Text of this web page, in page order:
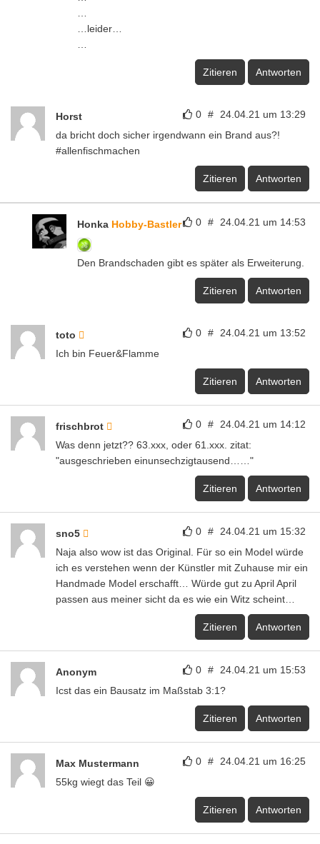
…leider…
Zitieren Antworten
0 # 24.04.21 um 13:29
Horst
da bricht doch sicher irgendwann ein Brand aus?!
#allenfischmachen
Zitieren Antworten
0 # 24.04.21 um 14:53
Honka Hobby-Bastler
Den Brandschaden gibt es später als Erweiterung.
Zitieren Antworten
0 # 24.04.21 um 13:52
toto
Ich bin Feuer&Flamme
Zitieren Antworten
0 # 24.04.21 um 14:12
frischbrot
Was denn jetzt?? 63.xxx, oder 61.xxx. zitat:
"ausgeschrieben einunsechzigtausend……"
Zitieren Antworten
0 # 24.04.21 um 15:32
sno5
Naja also wow ist das Original. Für so ein Model würde
ich es verstehen wenn der Künstler mit Zuhause mir ein
Handmade Model erschafft… Würde gut zu April April
passen aus meiner sicht da es wie ein Witz scheint…
Zitieren Antworten
0 # 24.04.21 um 15:53
Anonym
Icst das ein Bausatz im Maßstab 3:1?
Zitieren Antworten
0 # 24.04.21 um 16:25
Max Mustermann
55kg wiegt das Teil 😀
Zitieren Antworten